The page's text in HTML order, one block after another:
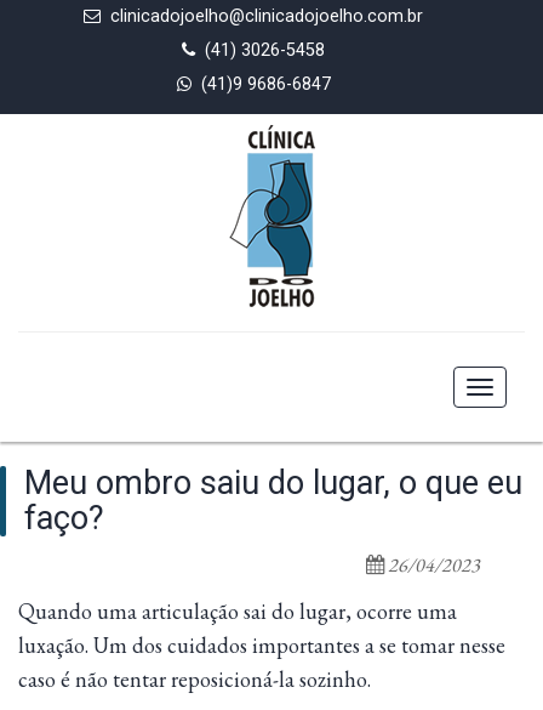
clinicadojoelho@clinicadojoelho.com.br
(41) 3026-5458
(41)9 9686-6847
Toggle
Meu ombro saiu do lugar, o que eu
faço?
26/04/2023
Quando uma articulação sai do lugar, ocorre uma
luxação. Um dos cuidados importantes a se tomar nesse
caso é não tentar reposicioná-la sozinho.